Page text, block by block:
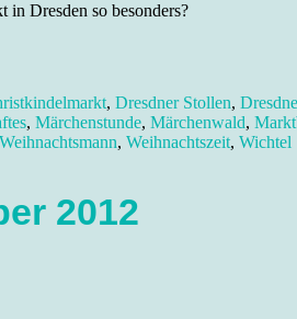
in Dresden so besonders?
, Dresdner Stollen,
, Märchenstunde, Märchenwald,
Weihnachtsmann, Weihnachtszeit, Wichtel
2012